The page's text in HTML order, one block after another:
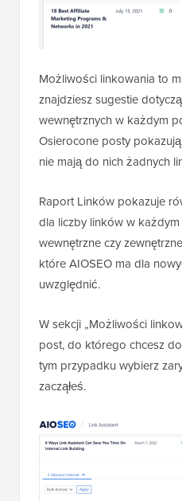
Możliwości linkowania to
znajdziesz sugestie
wewnętrznych w każdym
Osierocone posty
nie mają do nich żadnych
Raport Linków pokazuje
dla liczby linków w
wewnętrzne czy
które AIOSEO ma dla
uwzględnić.
W sekcji „Możliwości
post, do którego chcesz
tym przypadku wybierz
zacząłeś.